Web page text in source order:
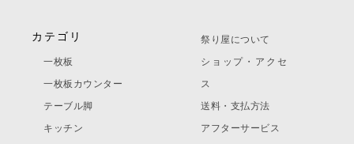
カテゴリ
一枚板
一枚板カウンター
テーブル脚
キッチン
祭り屋について
ショップ・アクセ
ス
送料・支払方法
アフターサービス